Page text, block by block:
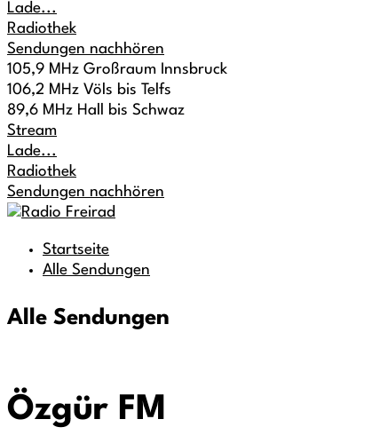
Lade...
Radiothek
Sendungen nachhören
105,9 MHz Großraum Innsbruck
106,2 MHz Völs bis Telfs
89,6 MHz Hall bis Schwaz
Stream
Lade...
Radiothek
Sendungen nachhören
Startseite
Alle Sendungen
Alle Sendungen
Özgür FM